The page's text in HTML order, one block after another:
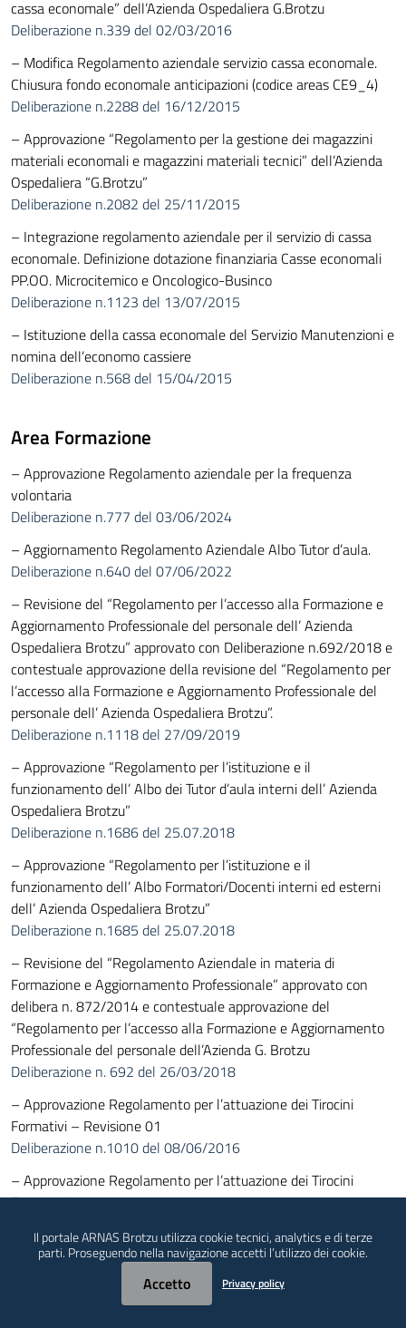
cassa economale” dell’Azienda Ospedaliera G.Brotzu
Deliberazione n.339 del 02/03/2016
– Modifica Regolamento aziendale servizio cassa economale.
Chiusura fondo economale anticipazioni (codice areas CE9_4)
Deliberazione n.2288 del 16/12/2015
– Approvazione “Regolamento per la gestione dei magazzini
materiali economali e magazzini materiali tecnici” dell’Azienda
Ospedaliera “G.Brotzu”
Deliberazione n.2082 del 25/11/2015
– Integrazione regolamento aziendale per il servizio di cassa
economale. Definizione dotazione finanziaria Casse economali
PP.OO. Microcitemico e Oncologico-Businco
Deliberazione n.1123 del 13/07/2015
– Istituzione della cassa economale del Servizio Manutenzioni e
nomina dell’economo cassiere
Deliberazione n.568 del 15/04/2015
Area Formazione
– Approvazione Regolamento aziendale per la frequenza
volontaria
Deliberazione n.777 del 03/06/2024
– Aggiornamento Regolamento Aziendale Albo Tutor d’aula.
Deliberazione n.640 del 07/06/2022
– Revisione del “Regolamento per l’accesso alla Formazione e
Aggiornamento Professionale del personale dell’ Azienda
Ospedaliera Brotzu” approvato con Deliberazione n.692/2018 e
contestuale approvazione della revisione del “Regolamento per
l’accesso alla Formazione e Aggiornamento Professionale del
personale dell’ Azienda Ospedaliera Brotzu”.
Deliberazione n.1118 del 27/09/2019
– Approvazione “Regolamento per l’istituzione e il
funzionamento dell’ Albo dei Tutor d’aula interni dell’ Azienda
Ospedaliera Brotzu”
Deliberazione n.1686 del 25.07.2018
– Approvazione “Regolamento per l’istituzione e il
funzionamento dell’ Albo Formatori/Docenti interni ed esterni
dell’ Azienda Ospedaliera Brotzu”
Deliberazione n.1685 del 25.07.2018
– Revisione del “Regolamento Aziendale in materia di
Formazione e Aggiornamento Professionale” approvato con
delibera n. 872/2014 e contestuale approvazione del
“Regolamento per l’accesso alla Formazione e Aggiornamento
Professionale del personale dell’Azienda G. Brotzu
Deliberazione n. 692 del 26/03/2018
– Approvazione Regolamento per l’attuazione dei Tirocini
Formativi – Revisione 01
Deliberazione n.1010 del 08/06/2016
– Approvazione Regolamento per l’attuazione dei Tirocini
Formativi
– Regolamento Scuola di Ecografia.
Deliberazione n.1157 del 22/07/2015
Il portale ARNAS Brotzu utilizza cookie tecnici, analytics e di terze
parti. Proseguendo nella navigazione accetti l’utilizzo dei cookie.
Accetto Privacy policy